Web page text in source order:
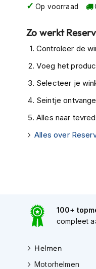
Heren
motorbroeken
Dames
motorbroeken
Gore-
motorbroeken
Op voorraad
Zo werkt
Controleer de
Voeg het
Selecteer je
Seintje
Alles naar
Alles over
100+
compleet
Helmen
Motorhelmen